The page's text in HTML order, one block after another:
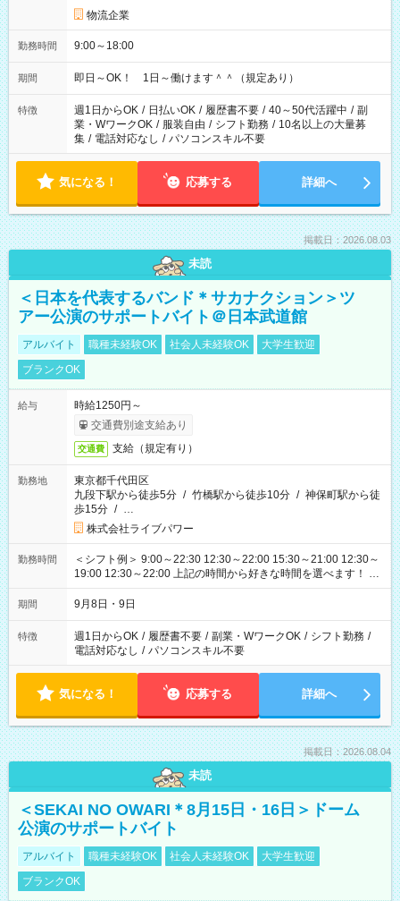
物流企業
勤務時間 9:00～18:00
期間 即日～OK！ 1日～働けます＾＾（規定あり）
特徴 週1日からOK / 日払いOK / 履歴書不要 / 40～50代活躍中 / 副
業・WワークOK / 服装自由 / シフト勤務 / 10名以上の大量募
集 / 電話対応なし / パソコンスキル不要
気になる！ 応募する 詳細へ
掲載日：2026.08.03
未読
＜日本を代表するバンド＊サカナクション＞ツ
アー公演のサポートバイト＠日本武道館
アルバイト 職種未経験OK 社会人未経験OK
大学生歓迎
ブランクOK
給与
時給1250円～
交通費別途支給あり
交通費 支給（規定有り）
勤務地
東京都千代田区
九段下駅から徒歩5分 / 竹橋駅から徒歩10分 / 神保町駅から徒
歩15分 / …
株式会社ライブパワー
勤務時間
＜シフト例＞ 9:00～22:30 12:30～22:00 15:30～21:00 12:30～
19:00 12:30～22:00 上記の時間から好きな時間を選べます！ ※
時間は変更となる可能性があります
期間 9月8日・9日
特徴 週1日からOK / 履歴書不要 / 副業・WワークOK / シフト勤務 /
電話対応なし / パソコンスキル不要
気になる！ 応募する 詳細へ
掲載日：2026.08.04
未読
＜SEKAI NO OWARI＊8月15日・16日＞ドーム
公演のサポートバイト
アルバイト 職種未経験OK 社会人未経験OK
大学生歓迎
ブランクOK